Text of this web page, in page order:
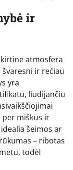
ir
atmosfera
ir rečiau
yra
liudijančiu
per miškus ir
šeimos ar
– ribotas
todėl